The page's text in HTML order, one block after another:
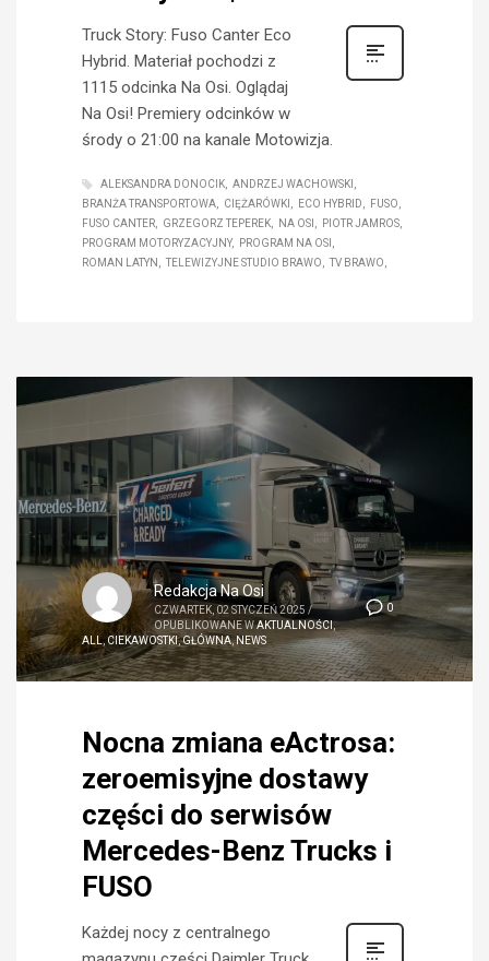
Truck Story: Fuso Canter Eco
Hybrid. Materiał pochodzi z
1115 odcinka Na Osi. Oglądaj
Na Osi! Premiery odcinków w
środy o 21:00 na kanale Motowizja.
ALEKSANDRA DONOCIK
ANDRZEJ WACHOWSKI
BRANŻA TRANSPORTOWA
CIĘŻARÓWKI ECO HYBRID
FUSO
FUSO CANTER
GRZEGORZ TEPEREK NA OSI
PIOTR JAMROS
PROGRAM MOTORYZACYJNY
PROGRAM NA OSI
ROMAN LATYN
TELEWIZYJNE STUDIO BRAWO TV BRAWO
0
Redakcja Na Osi
CZWARTEK, 02 STYCZEŃ 2025 /
OPUBLIKOWANE WAKTUALNOŚCI,
ALL, CIEKAWOSTKI,GŁÓWNA,NEWS
Nocna zmiana eActrosa:
zeroemisyjne dostawy
części do serwisów
Mercedes-Benz Trucks i
FUSO
Każdej nocy z centralnego